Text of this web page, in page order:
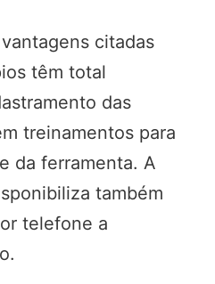
citadas
têm total
das
treinamentos para
da ferramenta. A
também
telefone a